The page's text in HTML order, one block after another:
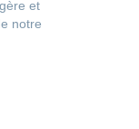
et
notre